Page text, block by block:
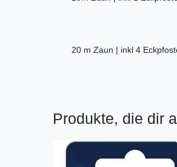
20 m Zaun | inkl 4
Produkte, die dir